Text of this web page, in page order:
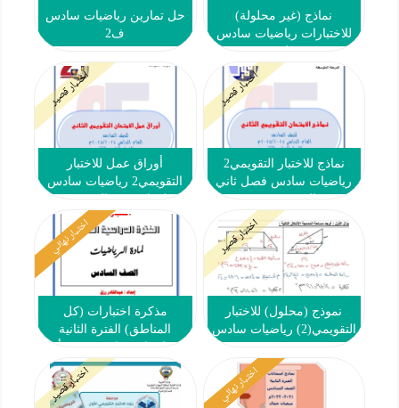
نماذج (غير محلولة)
للاختبارات رياضيات سادس
حل تمارين رياضيات سادس
ف2
اختبار قصير
نماذج للاختبار التقويمي2
رياضيات سادس فصل ثاني
اختبار قصير
أوراق عمل للاختبار
التقويمي2 رياضيات سادس
2025
اختبار قصير
نموذج (محلول) للاختبار
التقويمي(2) رياضيات سادس
اختبار نهائي
مذكرة اختبارات (كل
المناطق) الفترة الثانية
عبدالقادر رزق 2021 2022
اختبار نهائي اختبار قصير